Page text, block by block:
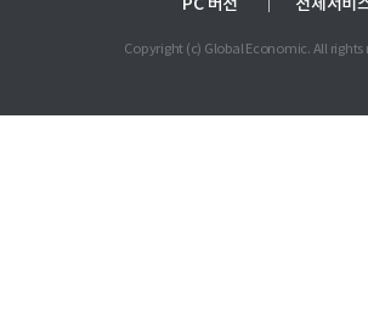
Copyright (c) Global Economic. All rights